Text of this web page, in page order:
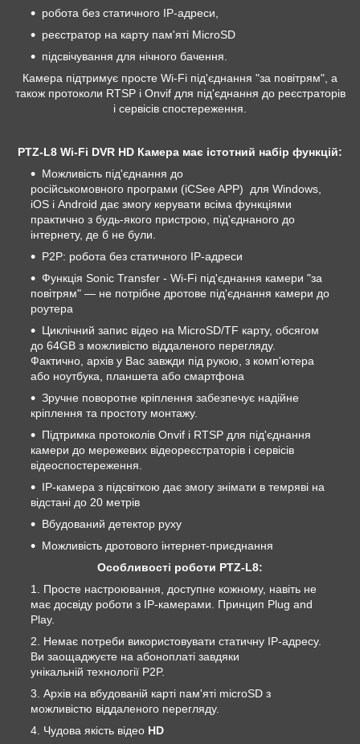
робота без статичного IP-адреси,
реєстратор на карту пам'яті MicroSD
підсвічування для нічного бачення.
Камера підтримує просте Wi-Fi під'єднання "за повітрям", а
також протоколи RTSP і Onvif для під'єднання до реєстраторів
і сервісів спостереження.
PTZ-L8 Wi-Fi DVR HD Камера має істотний набір функцій:
Можливість під'єднання до
російськомовного програми (iCSee APP) для Windows,
iOS і Android дає змогу керувати всіма функціями
практично з будь-якого пристрою, під'єднаного до
інтернету, де б не були.
P2P: робота без статичного IP-адреси
Функція Sonic Transfer - Wi-Fi під'єднання камери "за
повітрям" — не потрібне дротове під'єднання камери до
роутера
Циклічний запис відео на MicroSD/TF карту, обсягом
до 64GB з можливістю віддаленого перегляду.
Фактично, архів у Вас завжди під рукою, з комп'ютера
або ноутбука, планшета або смартфона
Зручне поворотне кріплення забезпечує надійне
кріплення та простоту монтажу.
Підтримка протоколів Onvif і RTSP для під'єднання
камери до мережевих відеореєстраторів і сервісів
відеоспостереження.
IP-камера з підсвіткою дає змогу знімати в темряві на
відстані до 20 метрів
Вбудований детектор руху
Можливість дротового інтернет-приєднання
Особливості роботи PTZ-L8:
Просте настроювання, доступне кожному, навіть не
має досвіду роботи з IP-камерами. Принцип Plug and
Play.
Немає потреби використовувати статичну IP-адресу.
Ви заощаджуєте на абоноплаті завдяки
унікальній технології P2P.
Архів на вбудованій карті пам'яті microSD з
можливістю віддаленого перегляду.
Чудова якість відео HD